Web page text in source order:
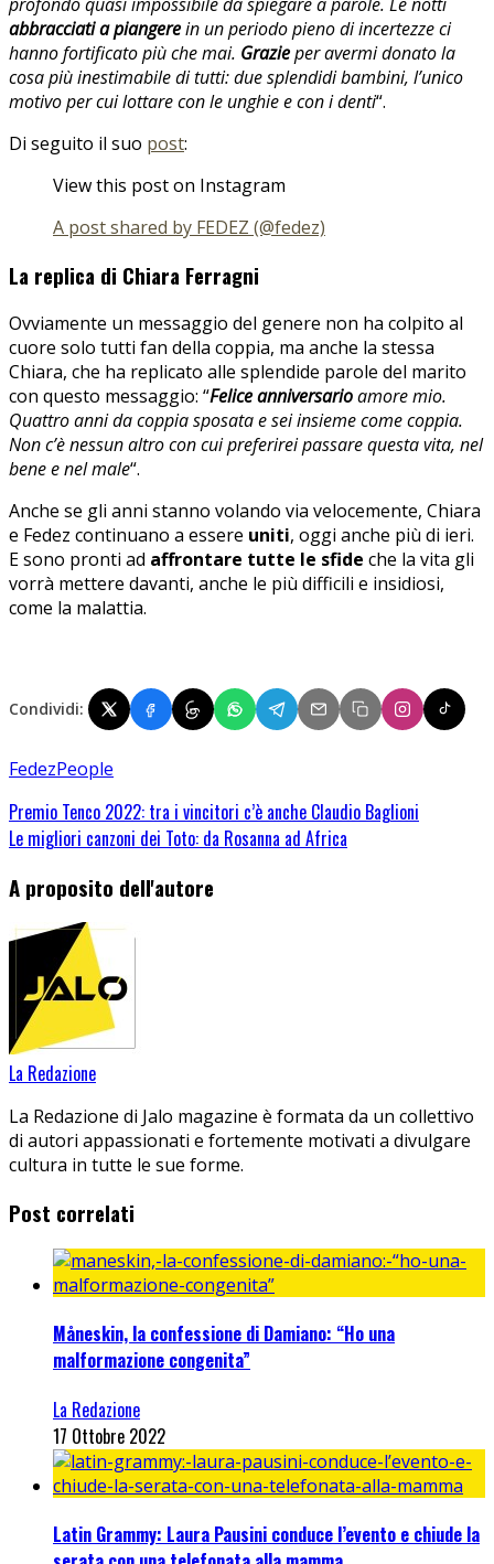
abbracciati a piangerein un periodo pieno di incertezze ci
hanno fortificato più che mai. Grazieper avermi donato la
cosa più inestimabile di tutti: due splendidi bambini, l’unico
motivo per cui lottare con le unghie e con i denti“.
Di seguito il suo post:
View this post on Instagram
A post shared by FEDEZ (@fedez)
La replica di Chiara Ferragni
Ovviamente un messaggio del genere non ha colpito al
cuore solo tutti fan della coppia, ma anche la stessa
Chiara, che ha replicato alle splendide parole del marito
con questo messaggio: “Felice anniversarioamore mio.
Quattro anni da coppia sposata e sei insieme come coppia.
Non c’è nessun altro con cui preferirei passare questa vita, nel
bene e nel male“.
Anche se gli anni stanno volando via velocemente, Chiara
e Fedez continuano a essere uniti, oggi anche più di ieri.
E sono pronti ad affrontare tutte le sfide che la vita gli
vorrà mettere davanti, anche le più difficili e insidiosi,
come la malattia.
Condividi:
FedezPeople
Premio Tenco 2022: tra i vincitori c’è anche Claudio Baglioni
Le migliori canzoni dei Toto: da Rosanna ad Africa
A proposito dell'autore
La Redazione
La Redazione di Jalo magazine è formata da un collettivo
di autori appassionati e fortemente motivati a divulgare
cultura in tutte le sue forme.
Post correlati
Måneskin, la confessione di Damiano: “Ho una
malformazione congenita”
La Redazione
17 Ottobre 2022
Latin Grammy: Laura Pausini conduce l’evento e chiude la